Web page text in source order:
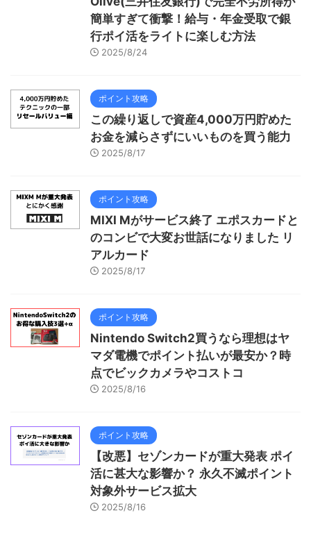
簡単すぎて衝撃！給与・年金受取で銀
行ポイ活をライトに楽しむ方法
2025/8/24
ポイント攻略
この繰り返しで資産4,000万円貯めた
お金を減らさずにいいものを買う能力
2025/8/17
ポイント攻略
MIXI Mがサービス終了 エポスカードと
のコンビで大変お世話になりました リ
アルカード
2025/8/17
ポイント攻略
Nintendo Switch2買うなら理想はヤ
マダ電機でポイント払いが最安か？時
点でビックカメラやコストコ
2025/8/16
ポイント攻略
【改悪】セゾンカードが重大発表 ポイ
活に甚大な影響か？ 永久不滅ポイント
対象外サービス拡大
2025/8/16